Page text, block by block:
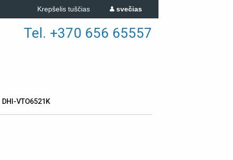
svečias
Krepšelis tuščias
Tel. +370 656 65557
DHI-VTO6521K